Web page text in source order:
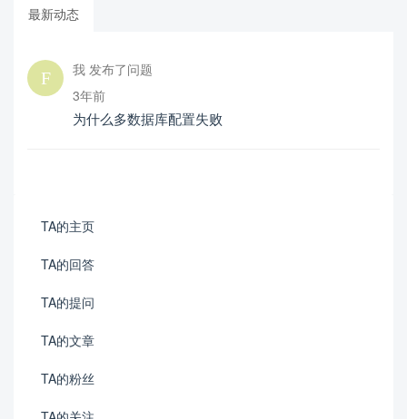
最新动态
我 发布了问题
3年前
为什么多数据库配置失败
TA的主页
TA的回答
TA的提问
TA的文章
TA的粉丝